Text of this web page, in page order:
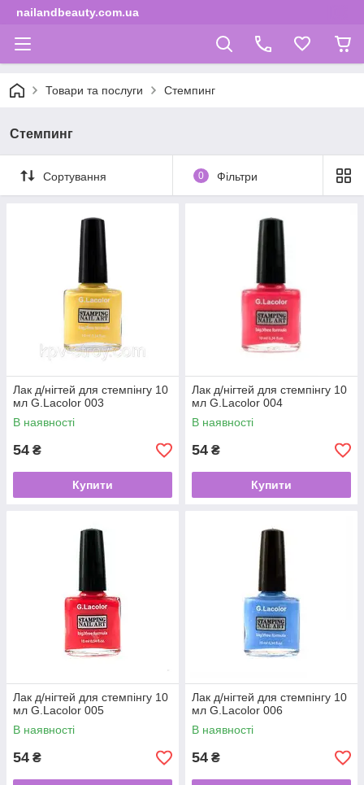
nailandbeauty.com.ua
Товари та послуги Стемпинг
Стемпинг
Сортування 0 Фільтри
Лак д/нігтей для стемпінгу 10
мл G.Lacolor 003
В наявності
54 ₴
Купити
Лак д/нігтей для стемпінгу 10
мл G.Lacolor 004
В наявності
54 ₴
Купити
Лак д/нігтей для стемпінгу 10
мл G.Lacolor 005
В наявності
54 ₴
Лак д/нігтей для стемпінгу 10
мл G.Lacolor 006
В наявності
54 ₴